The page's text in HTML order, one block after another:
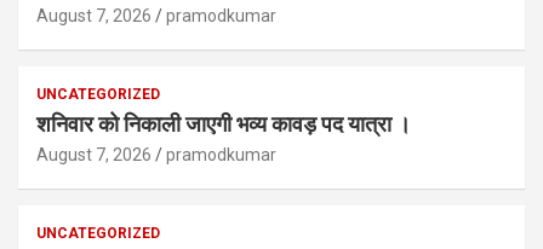
August 7, 2026 pramodkumar
UNCATEGORIZED
शनिवार को निकाली जाएगी भव्य कावड़ पद यात्रा ।
August 7, 2026 pramodkumar
UNCATEGORIZED